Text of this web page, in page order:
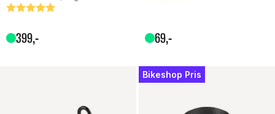
Betyg:
5.0 utav 5 stjärnor
399,- 69,-
Bikeshop Pris